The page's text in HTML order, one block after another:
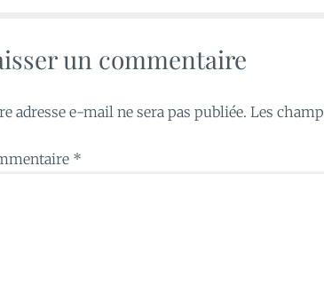
un commentaire
adresse e-mail ne sera pas publiée. Les
*